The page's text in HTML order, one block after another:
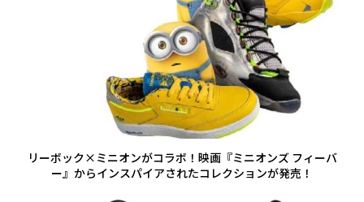
リーボック×ミニオンがコラボ！映画『ミニオンズ フィーバ
ー』からインスパイアされたコレクションが発売！